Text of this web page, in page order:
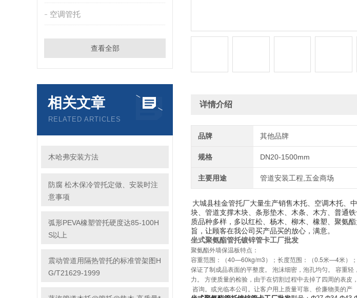
空调管托
查看全部
相关文章
RELATED ARTICLES
木哈弗安装方法
防腐 松木保冷管托定做、安装时注
意事项
弧形PEVA橡塑管托硬度达85-100H
S以上
震动管道用隔热管托的标准管架图H
G/T21629-1999
详情介绍
品牌 其他品牌
规格 DN20-1500mm
主要用途 管道安装工程,五金商场
大城县桂金管托厂大量生产销售木托、空调木托、
块、管道支撑木块、条形垫木、木条、木方、普通
质品种多样，多以红松、杨木、柳木、橡塑、聚氨
旨，让顾客在我公司买产品买的放心，满意。
坐式聚氨酯管托镀锌管卡工厂批发
聚氨酯外墙保温板特点：
容重范围：（40—60kg/m3）；长度范围：（0.5米—4米）
保证了制成品表面的平整度。 泡沫细密，泡孔均匀。 容重
力。 方便质量的检验，由于在切割过程中去掉了四周的表
咨询。或光临本公司。让客户用上质量可靠、价廉物美的产